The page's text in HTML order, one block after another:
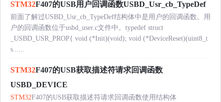
STM32F407的USB用户回调函数USBD_Usr_cb_TypeDef
前面了解过USBD_Usr_cb_TypeDef结构体中是用户的回调函数。用
户的回调函数位于usbd_user.c文件中。typedef struct
_USBD_USR_PROP{ void (*Init)(void); void (*DeviceReset)(uint8_t
s......
STM32F407的USB获取描述符请求回调函数
USBD_DEVICE
STM32F407的USB获取描述符请求回调函数使用结构体